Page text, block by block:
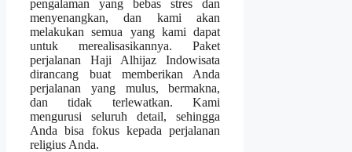
pengalaman yang bebas stres dan
menyenangkan, dan kami akan
melakukan semua yang kami dapat
untuk merealisasikannya. Paket
perjalanan Haji Alhijaz Indowisata
dirancang buat memberikan Anda
perjalanan yang mulus, bermakna,
dan tidak terlewatkan. Kami
mengurusi seluruh detail, sehingga
Anda bisa fokus kepada perjalanan
religius Anda.